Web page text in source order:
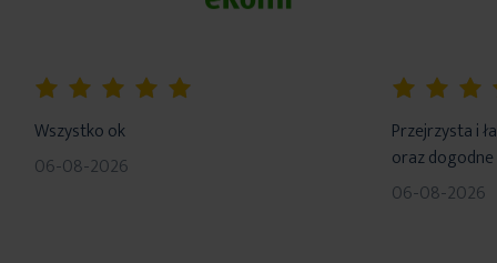
Wszystko ok
06-08-2026
Przejrzysta i
oraz
06-08-2026